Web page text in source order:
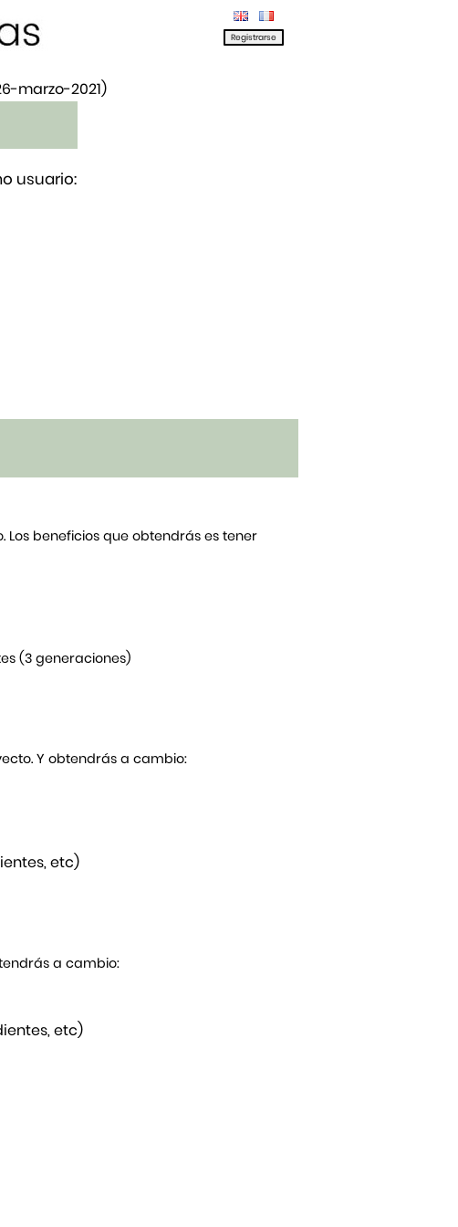
marzo-2021)
usuario:
beneficios que obtendrás es tener
(3 generaciones)
Y obtendrás a cambio:
etc)
a cambio:
etc)